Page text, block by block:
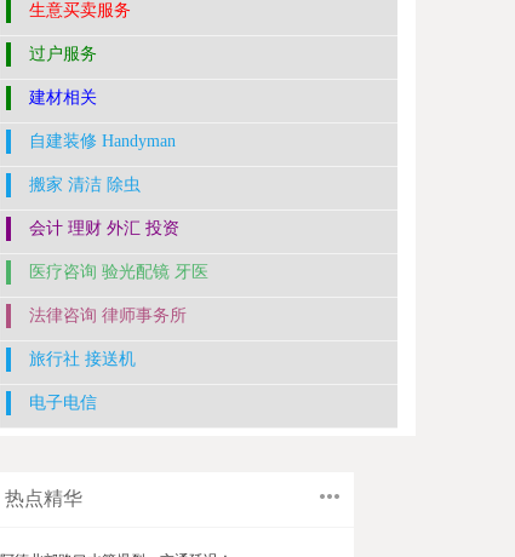
生意买卖服务
过户服务
建材相关
自建装修 Handyman
搬家 清洁 除虫
会计 理财 外汇 投资
医疗咨询 验光配镜 牙医
法律咨询 律师事务所
旅行社 接送机
电子电信
热点精华